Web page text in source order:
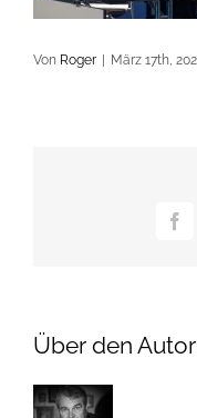
Von Roger März 17th,
Über den